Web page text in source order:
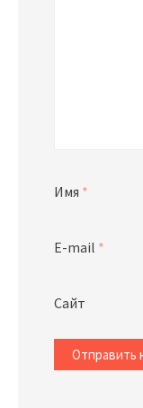
Имя *
E-mail *
Сайт